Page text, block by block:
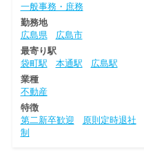
一般事務・庶務
勤務地
広島県
広島市
最寄り駅
袋町駅
本通駅
広島駅
業種
不動産
特徴
第二新卒歓迎
原則定時退社
制